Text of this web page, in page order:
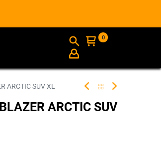
INFO
0
ARCTIC SUV XL
ARCTIC SUV